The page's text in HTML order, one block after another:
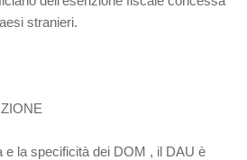
stranieri.
e la specificità dei DOM , il DAU è